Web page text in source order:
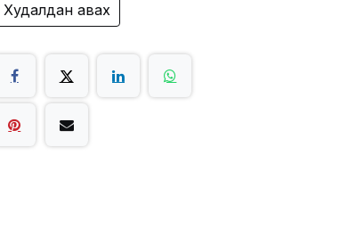
Худалдан авах